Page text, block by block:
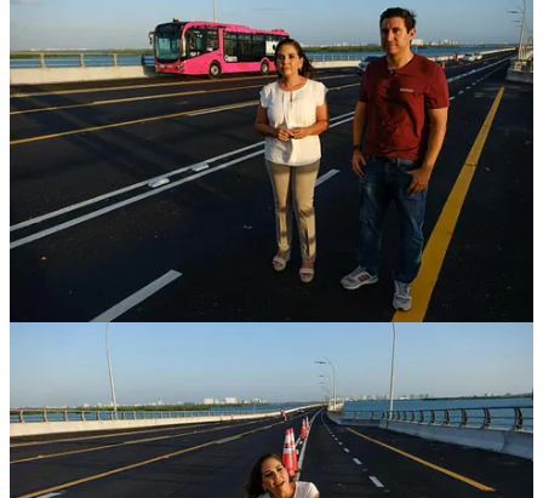
Compartir
Discusión sobre este post
Lo mejor de Último